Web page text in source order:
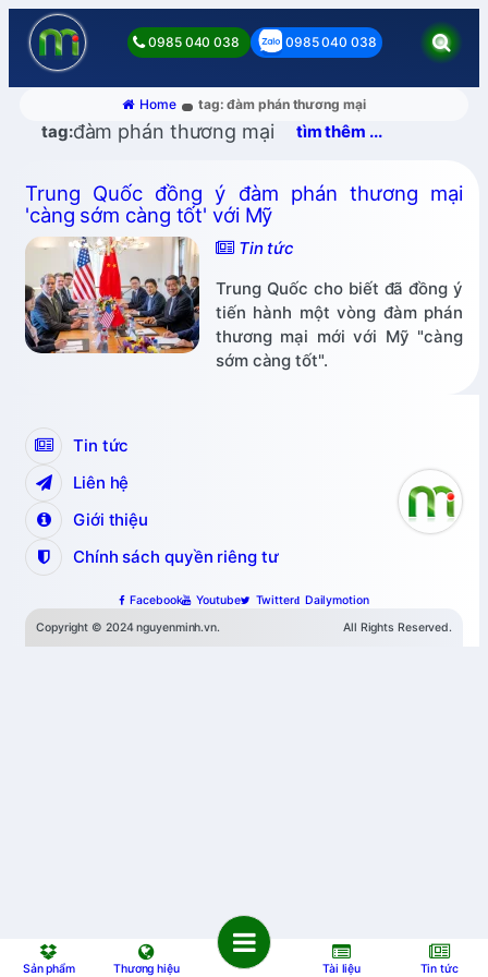
0985 040 038 0985 040 038
Sản phẩm Thương hiệu Tài liệu Tin tức
Home tag: đàm phán thương mại
tag:đàm phán thương mại tìm thêm ...
Trung Quốc đồng ý đàm phán thương mại
'càng sớm càng tốt' với Mỹ
Tin tức
Trung Quốc cho biết đã đồng ý
tiến hành một vòng đàm phán
thương mại mới với Mỹ "càng
sớm càng tốt".
Tin tức
Liên hệ
Giới thiệu
Chính sách quyền riêng tư
Facebook Youtube Twitter
Dailymotion
Copyright © 2024 nguyenminh.vn.
All Rights Reserved.